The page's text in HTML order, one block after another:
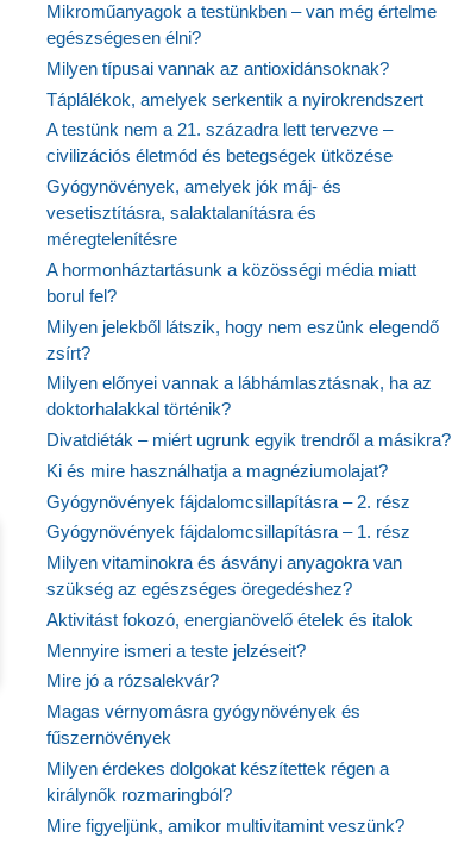
Mikroműanyagok a testünkben – van még értelme
egészségesen élni?
Milyen típusai vannak az antioxidánsoknak?
Táplálékok, amelyek serkentik a nyirokrendszert
A testünk nem a 21. századra lett tervezve –
civilizációs életmód és betegségek ütközése
Gyógynövények, amelyek jók máj- és
vesetisztításra, salaktalanításra és
méregtelenítésre
A hormonháztartásunk a közösségi média miatt
borul fel?
Milyen jelekből látszik, hogy nem eszünk elegendő
zsírt?
Milyen előnyei vannak a lábhámlasztásnak, ha az
doktorhalakkal történik?
Divatdiéták – miért ugrunk egyik trendről a másikra?
Ki és mire használhatja a magnéziumolajat?
Gyógynövények fájdalomcsillapításra – 2. rész
Gyógynövények fájdalomcsillapításra – 1. rész
Milyen vitaminokra és ásványi anyagokra van
szükség az egészséges öregedéshez?
Aktivitást fokozó, energianövelő ételek és italok
Mennyire ismeri a teste jelzéseit?
Mire jó a rózsalekvár?
Magas vérnyomásra gyógynövények és
fűszernövények
Milyen érdekes dolgokat készítettek régen a
királynők rozmaringból?
Mire figyeljünk, amikor multivitamint veszünk?